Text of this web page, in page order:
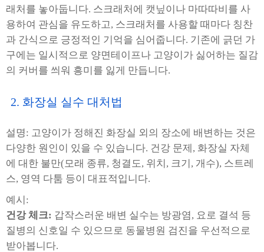
래처를 놓아둡니다. 스크래처에 캣닢이나 마따따비를 사
용하여 관심을 유도하고, 스크래처를 사용할 때마다 칭찬
과 간식으로 긍정적인 기억을 심어줍니다. 기존에 긁던 가
구에는 일시적으로 양면테이프나 고양이가 싫어하는 질감
의 커버를 씌워 흥미를 잃게 만듭니다.
2. 화장실 실수 대처법
설명: 고양이가 정해진 화장실 외의 장소에 배변하는 것은
다양한 원인이 있을 수 있습니다. 건강 문제, 화장실 자체
에 대한 불만(모래 종류, 청결도, 위치, 크기, 개수), 스트레
스, 영역 다툼 등이 대표적입니다.
예시:
건강 체크: 갑작스러운 배변 실수는 방광염, 요로 결석 등
질병의 신호일 수 있으므로 동물병원 검진을 우선적으로
받아봅니다.